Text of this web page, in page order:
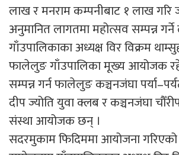
लाख र मनराम कम्पनीबाट १ लाख गरि
अनुमानित लागतमा महोत्सव सम्पन्न गर्ने
गाँउपालिकाका अध्यक्ष विर विक्रम
फालेलुङ गाँउपालिका मूख्य आयोजक
सम्पन्न गर्न फालेलुङ कञ्चनजंघा
दीप ज्योति युवा क्लब र कञ्चनजंघा
संस्था आयोजक छन् ।
सदरमुकाम फिदिममा आयोजना गरिएको